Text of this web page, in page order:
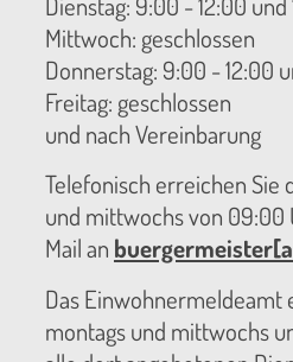
Mittwoch: geschlossen
Donnerstag: 9:00 - 12:00
Freitag: geschlossen
und nach Vereinbarung
Telefonisch erreichen Sie
und mittwochs von 09:00
Mail an
Das Einwohnermeldeamt
montags und mittwochs